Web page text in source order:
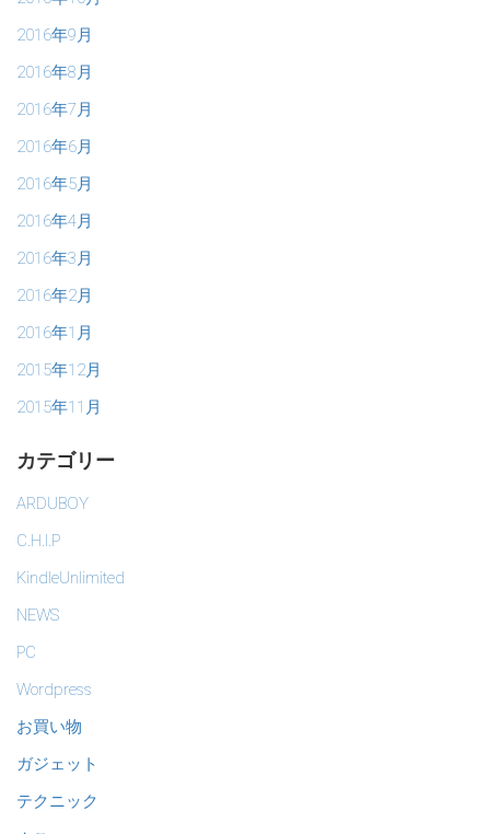
2016年9月
2016年8月
2016年7月
2016年6月
2016年5月
2016年4月
2016年3月
2016年2月
2016年1月
2015年12月
2015年11月
カテゴリー
ARDUBOY
C.H.I.P
KindleUnlimited
NEWS
PC
Wordpress
お買い物
ガジェット
テクニック